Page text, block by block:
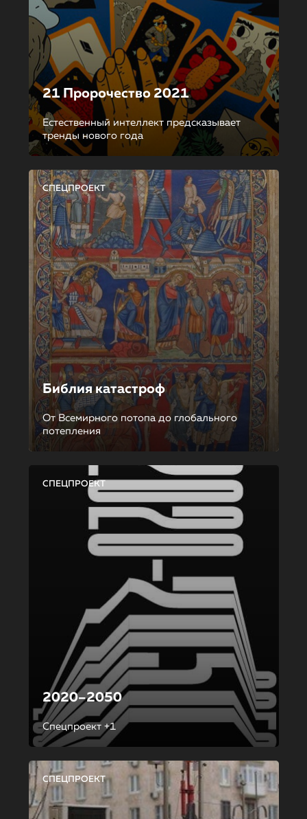
21 Пророчество 2021
Естественный интеллект предсказывает
тренды нового года
СПЕЦПРОЕКТ
Библия катастроф
От Всемирного потопа до глобального
потепления
СПЕЦПРОЕКТ
2020–2050
Спецпроект +1
СПЕЦПРОЕКТ